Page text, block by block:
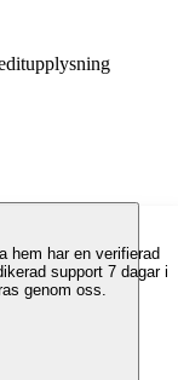
hem har en verifierad
support 7 dagar i
genom oss.